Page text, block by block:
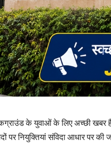
बैकग्राउंड के युवाओं के लिए
नियुक्तियां संविदा आधार पर की